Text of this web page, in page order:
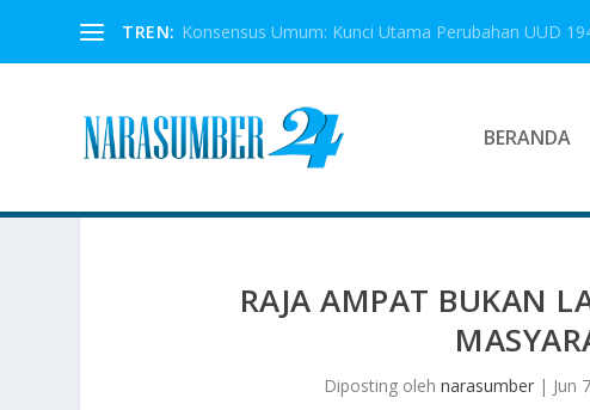
TREN: Konsensus Umum: Kunci Utama Perubahan UUD
BERANDA
RAJA AMPAT BUKAN
Diposting oleh narasumber| Jun